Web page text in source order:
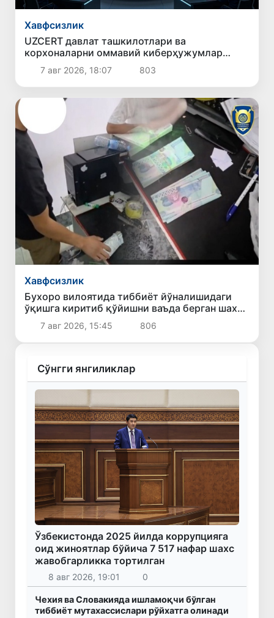
Хавфсизлик
UZCERT давлат ташкилотлари ва
корхоналарни оммавий киберҳужумлар
ҳақида огоҳлантирди
7 авг 2026, 18:07 803
Хавфсизлик
Бухоро вилоятида тиббиёт йўналишидаги
ўқишга киритиб қўйишни ваъда берган шахс
ушланди
7 авг 2026, 15:45 806
Сўнгги янгиликлар
Ўзбекистонда 2025 йилда коррупцияга
оид жиноятлар бўйича 7 517 нафар шахс
жавобгарликка тортилган
8 авг 2026, 19:01 0
Чехия ва Словакияда ишламоқчи бўлган
тиббиёт мутахассислари рўйхатга олинади